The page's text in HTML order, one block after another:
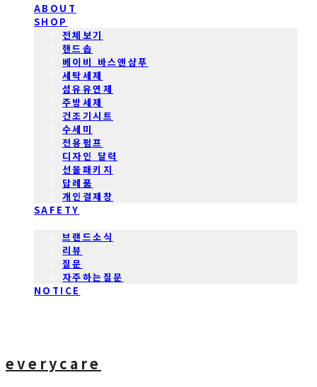
ABOUT
SHOP
전체보기
핸드솝
베이비 바스앤샴푸
세탁세제
섬유유연제
주방세제
건조기시트
수세미
전용펌프
디자인 달력
선물패키지
답례품
개인결제창
SAFETY
브랜드소식
리뷰
질문
자주하는질문
NOTICE
everycare